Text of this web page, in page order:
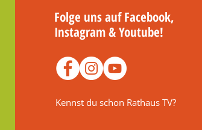
Folge uns auf Facebook,
Instagram & Youtube!
Kennst du schon Rathaus TV?